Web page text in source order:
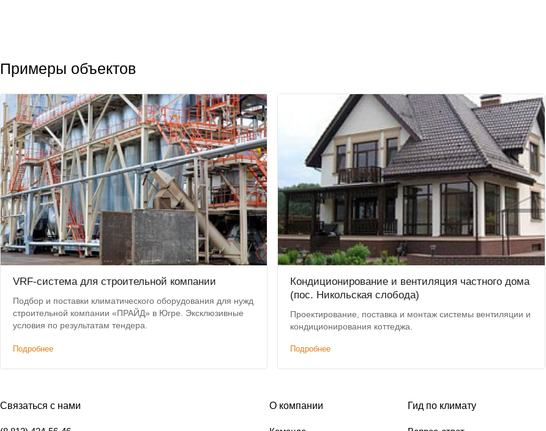
Примеры объектов
VRF-система для строительной компании
Подбор и поставки климатического оборудования для нужд
строительной компании «ПРАЙД» в Югре. Эксклюзивные
условия по результатам тендера.
Подробнее
Кондиционирование и вентиляция частного дома
(пос. Никольская слобода)
Проектирование, поставка и монтаж системы вентиляции и
кондиционирования коттеджа.
Подробнее
Связаться с нами О компании Гид по климату